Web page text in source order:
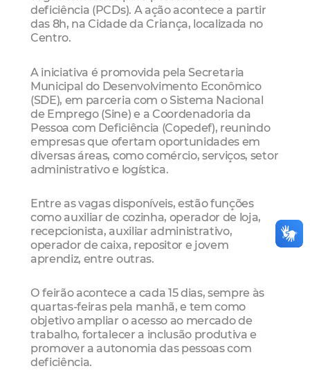
deficiência (PCDs). A ação acontece a partir
das 8h, na Cidade da Criança, localizada no
Centro.
A iniciativa é promovida pela Secretaria
Municipal do Desenvolvimento Econômico
(SDE), em parceria com o Sistema Nacional
de Emprego (Sine) e a Coordenadoria da
Pessoa com Deficiência (Copedef), reunindo
empresas que ofertam oportunidades em
diversas áreas, como comércio, serviços, setor
administrativo e logística.
Entre as vagas disponíveis, estão funções
como auxiliar de cozinha, operador de loja,
recepcionista, auxiliar administrativo,
operador de caixa, repositor e jovem
aprendiz, entre outras.
O feirão acontece a cada 15 dias, sempre às
quartas-feiras pela manhã, e tem como
objetivo ampliar o acesso ao mercado de
trabalho, fortalecer a inclusão produtiva e
promover a autonomia das pessoas com
deficiência.